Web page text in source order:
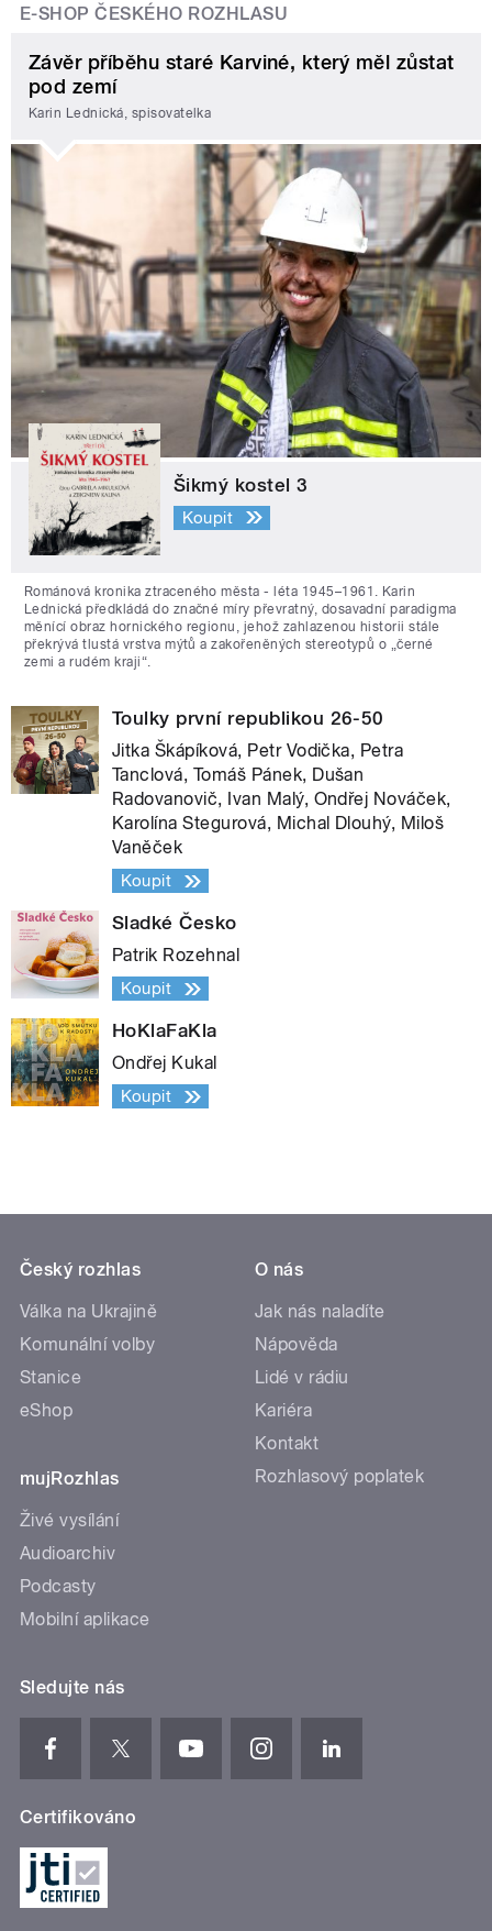
E-SHOP ČESKÉHO ROZHLASU
Závěr příběhu staré Karviné, který měl zůstat
pod zemí
Karin Lednická, spisovatelka
Šikmý kostel 3
Koupit
Románová kronika ztraceného města - léta 1945–1961. Karin
Lednická předkládá do značné míry převratný, dosavadní paradigma
měnící obraz hornického regionu, jehož zahlazenou historii stále
překrývá tlustá vrstva mýtů a zakořeněných stereotypů o „černé
zemi a rudém kraji“.
Toulky první republikou 26-50
Jitka Škápíková, Petr Vodička, Petra
Tanclová, Tomáš Pánek, Dušan
Radovanovič, Ivan Malý, Ondřej Nováček,
Karolína Stegurová, Michal Dlouhý, Miloš
Vaněček
Koupit
Sladké Česko
Patrik Rozehnal
Koupit
HoKlaFaKla
Ondřej Kukal
Koupit
Český rozhlas
Válka na Ukrajině
Komunální volby
Stanice
eShop
mujRozhlas
Živé vysílání
Audioarchiv
Podcasty
Mobilní aplikace
O nás
Jak nás naladíte
Nápověda
Lidé v rádiu
Kariéra
Kontakt
Rozhlasový poplatek
Sledujte nás
Certifikováno